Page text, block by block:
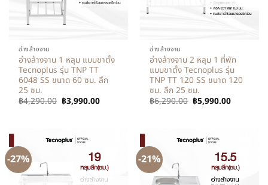
อ่างล้างจาน
อ่างล้างจาน 1 หลุม แบบขาตั้ง
Tecnoplus รุ่น TNP TT
6048 SS ขนาด 60 ซม. ลึก
25 ซม.
฿4,290.00 ฿3,990.00
อ่างล้างจาน
อ่างล้างจาน 2 หลุม 1 ที่พัก
แบบขาตั้ง Tecnoplus รุ่น
TNP TT 120 SS ขนาด 120
ซม. ลึก 25 ซม.
฿6,290.00 ฿5,990.00
-27% -21%